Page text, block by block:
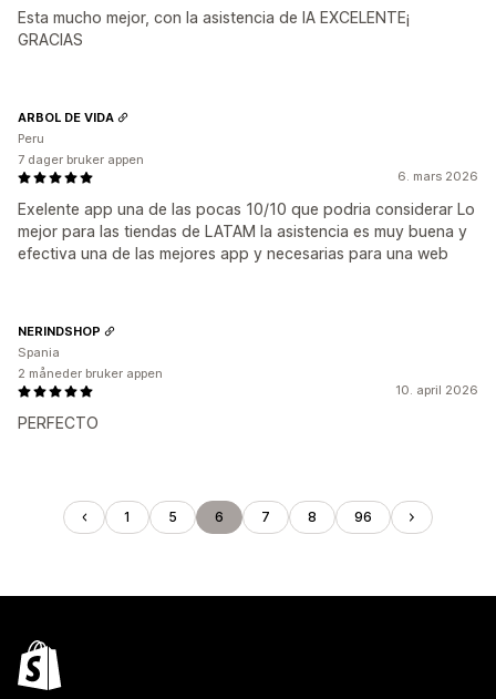
Esta mucho mejor, con la asistencia de IA EXCELENTE¡
GRACIAS
6. mars 2026
Exelente app una de las pocas 10/10 que podria considerar Lo
mejor para las tiendas de LATAM la asistencia es muy buena y
efectiva una de las mejores app y necesarias para una web
ARBOL DE VIDA
Peru
7 dager bruker appen
10. april 2026
PERFECTO
NERINDSHOP
Spania
2 måneder bruker appen
1 5 6 7 8 96